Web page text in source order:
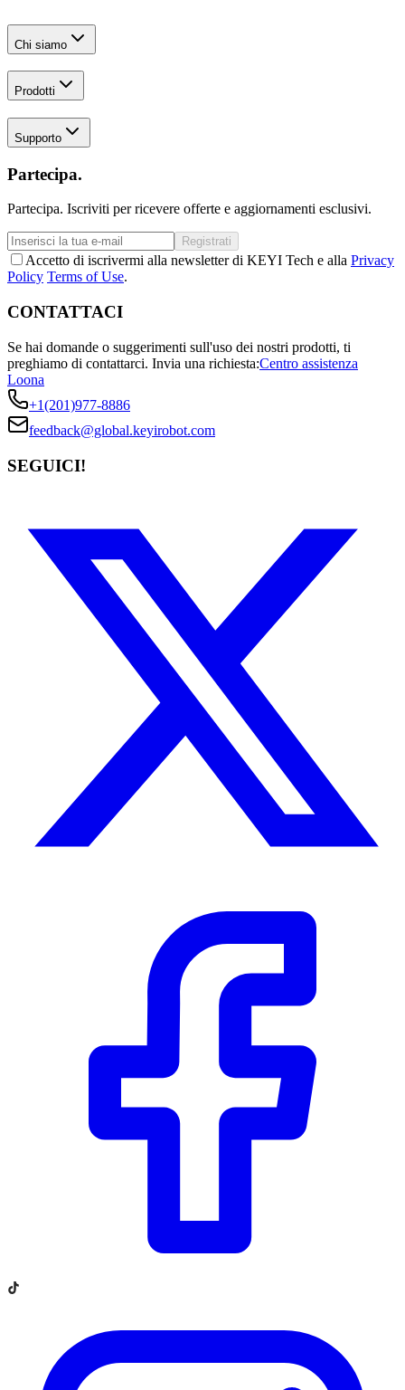
Chi siamo
Prodotti
Supporto
Partecipa.
Partecipa. Iscriviti per ricevere offerte e aggiornamenti esclusivi.
Registrati
Accetto di iscrivermi alla newsletter di KEYI Tech e alla Privacy
Policy Terms of Use.
CONTATTACI
Se hai domande o suggerimenti sull'uso dei nostri prodotti, ti
preghiamo di contattarci. Invia una richiesta:Centro assistenza
Loona
+1(201)977-8886
feedback@global.keyirobot.com
SEGUICI!